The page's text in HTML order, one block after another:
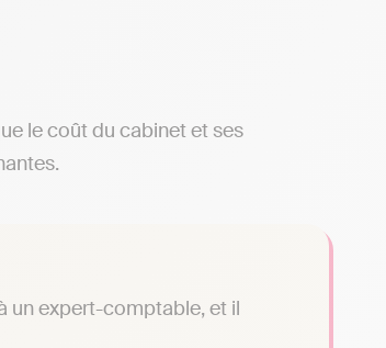
le coût du cabinet et ses
un expert-comptable, et il